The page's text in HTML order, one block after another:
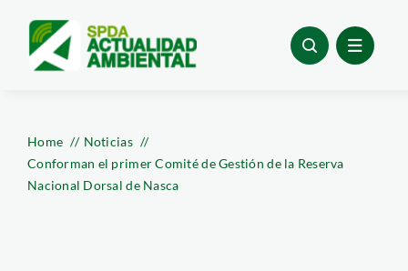
content
Home
Noticias
Conforman el primer Comité de Gestión de la Reserva
Nacional Dorsal de Nasca